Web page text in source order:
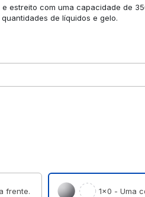
estreito com uma capacidade de
de líquidos e gelo.
frente. 1×0 - Uma